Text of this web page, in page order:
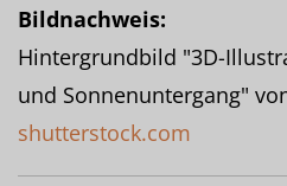
Bildnachweis:
Hintergrundbild "3D-
und Sonnenuntergang"
shutterstock.com